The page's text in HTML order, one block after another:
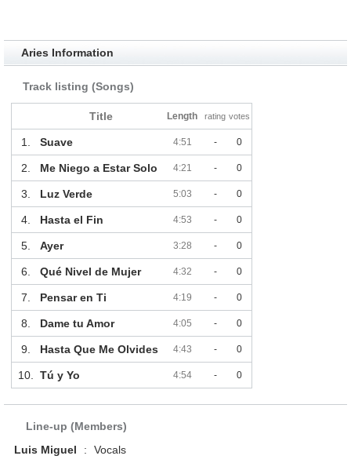
Aries Information
Track listing (Songs)
Title Length rating votes
1. Suave 4:51 - 0
2. Me Niego a Estar Solo 4:21 - 0
3. Luz Verde 5:03 - 0
4. Hasta el Fin 4:53 - 0
5. Ayer 3:28 - 0
6. Qué Nivel de Mujer 4:32 - 0
7. Pensar en Ti 4:19 - 0
8. Dame tu Amor 4:05 - 0
9. Hasta Que Me Olvides 4:43 - 0
10. Tú y Yo 4:54 - 0
Line-up (Members)
Luis Miguel
: Vocals